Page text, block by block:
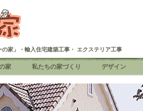
家」・輸入住宅建築工事・ エクステリア工事
家 私たちの家づくり デザイン